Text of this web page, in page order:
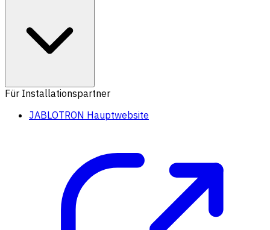
Für Installationspartner
JABLOTRON Hauptwebsite